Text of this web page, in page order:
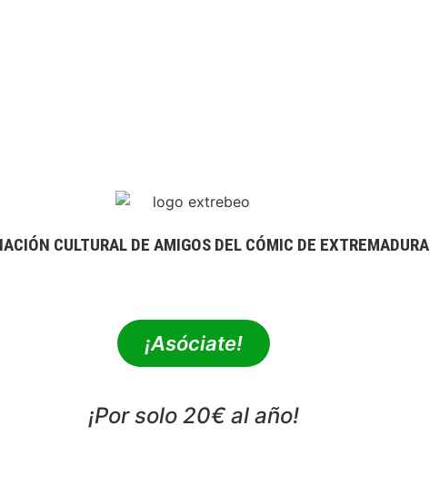
CULTURAL DE AMIGOS DEL CÓMIC DE EXTREMADURA
¡Asóciate!
¡Por solo 20€ al año!